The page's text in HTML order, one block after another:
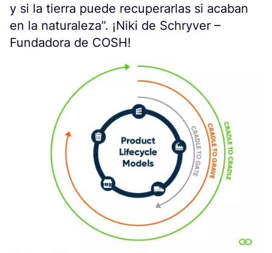
y si la tierra puede recuperarlas si acaban
en la naturaleza”. ¡Niki de Schryver –
Fundadora de COSH!